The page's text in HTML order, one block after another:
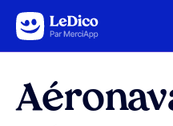
Aller au contenu